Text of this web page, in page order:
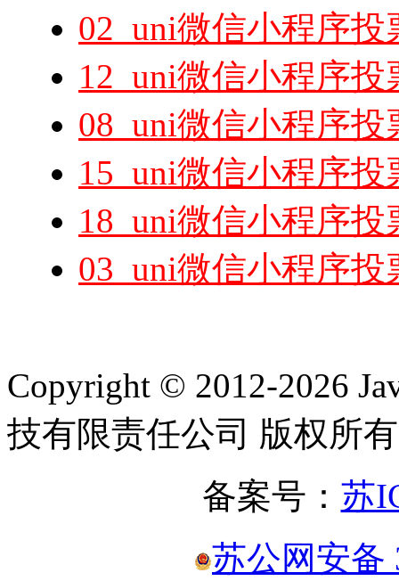
02_uni微信小程序
12_uni微信小程序
08_uni微信小程序
15_uni微信小程序
18_uni微信小程序
03_uni微信小程序投
Copyright © 2012-2026
技有限责任公司 版权所有
备案号： 苏
苏公网安备